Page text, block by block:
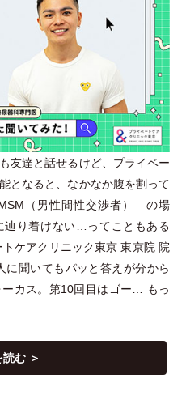
友達と話せるけど、プライベー
となると、なかなか腹を割って
（ 男性間性交渉者）
の場
辿り着けない…ってこともある
ケアクリニック東京 東京院 院
聞いてもパッと答えが分から
カス。第10回目はゴー…
もっ
む ＞